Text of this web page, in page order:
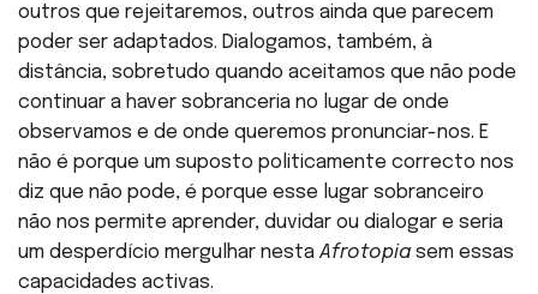
outros que rejeitaremos, outros ainda que parecem
poder ser adaptados. Dialogamos, também, à
distância, sobretudo quando aceitamos que não pode
continuar a haver sobranceria no lugar de onde
observamos e de onde queremos pronunciar-nos. E
não é porque um suposto politicamente correcto nos
diz que não pode, é porque esse lugar sobranceiro
não nos permite aprender, duvidar ou dialogar e seria
um desperdício mergulhar nesta Afrotopia sem essas
capacidades activas.